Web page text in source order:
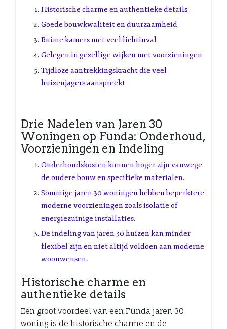
Historische charme en authentieke details
Goede bouwkwaliteit en duurzaamheid
Ruime kamers met veel lichtinval
Gelegen in gezellige wijken met voorzieningen
Tijdloze aantrekkingskracht die veel
huizenjagers aanspreekt
Drie Nadelen van Jaren 30
Woningen op Funda: Onderhoud,
Voorzieningen en Indeling
Onderhoudskosten kunnen hoger zijn vanwege
de oudere bouw en specifieke materialen.
Sommige jaren 30 woningen hebben beperktere
moderne voorzieningen zoals isolatie of
energiezuinige installaties.
De indeling van jaren 30 huizen kan minder
flexibel zijn en niet altijd voldoen aan moderne
woonwensen.
Historische charme en
authentieke details
Een groot voordeel van een Funda jaren 30
woning is de historische charme en de